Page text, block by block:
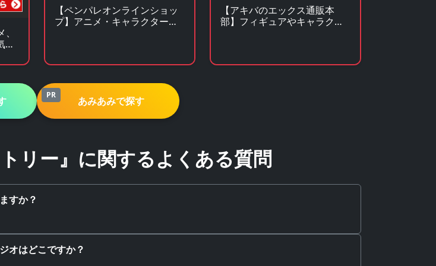
グ
【ペンパレオンラインショッ
プ】アニメ・キャラクターグ
【アキバのエックス通販本
部】フィギュアやキャラクタ
PR あみあみで探す
リー』に関するよくある質問
すか？
オはどこですか？